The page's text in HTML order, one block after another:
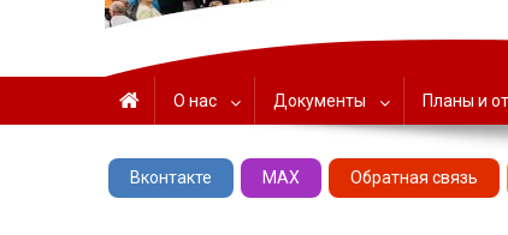
ГАУК «ЦНТ» –
О нас Документы Планы и
Вконтакте MAX Обратная связь